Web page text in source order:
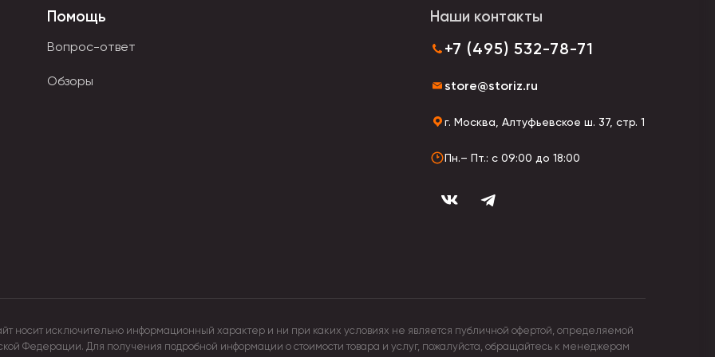
приложения усилий.
письма.
в интернет-магазине в качестве предмета для коллекционирования, оригинального аксессуара или
Помощь
Вопрос-ответ
Обзоры
Наши контакты
+7 (495) 532-78-71
store@storiz.ru
г. Москва, Алтуфьевское ш. 37, стр. 1
Пн.– Пт.: с 09:00 до 18:00
носит исключительно информационный характер и ни при каких условиях не является публичной офертой, определяемой
Федерации. Для получения подробной информации о стоимости товара и услуг, пожалуйста, обращайтесь к менеджерам